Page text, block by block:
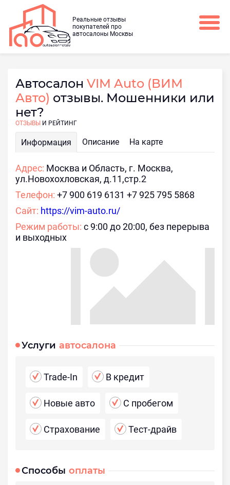
Реальные отзывы
покупателей про
автосалоны Москвы
Автосалон VIM Auto (ВИМ
Авто) отзывы. Мошенники или
нет?
ОТЗЫВЫ И РЕЙТИНГ
Информация Описание На карте
Адрес: Москва и Область, г. Москва,
ул.Новохохловская, д.11,стр.2
Телефон: +7 900 619 6131 +7 925 795 5868
Сайт: https://vim-auto.ru/
Режим работы: с 9:00 до 20:00, без перерыва
и выходных
Услуги автосалона
Trade-In В кредит
Новые авто С пробегом
Страхование Тест-драйв
Способы оплаты